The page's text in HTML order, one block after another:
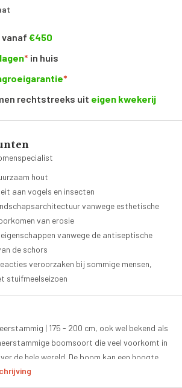
vanaf €450
* in huis
*
rechtstreeks uit eigen kwekerij
hout
aan vogels en insecten
vanwege esthetische
van erosie
vanwege de antiseptische
de schors
veroorzaken bij sommige mensen,
stuifmeelseizoen
| 175 - 200 cm, ook wel bekend als
boomsoort die veel voorkomt in
de hele wereld. De boom kan een hoogte
en heeft een kenmerkende schors die
diep gegroefd. De Pinus sylvestris heeft een